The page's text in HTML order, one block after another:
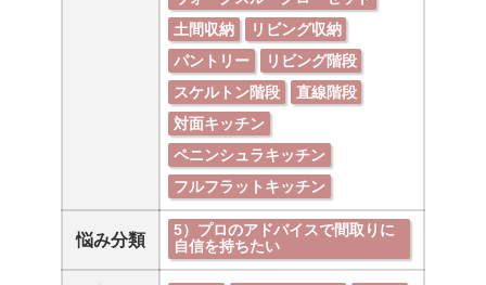
土間収納
リビング収納
パントリー
リビング階段
スケルトン階段
直線階段
対面キッチン
ペニンシュラキッチン
フルフラットキッチン
悩み分類
5）プロのアドバイスで間取りに
自信を持ちたい